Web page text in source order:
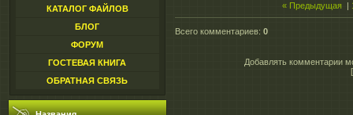
КАТАЛОГ ФАЙЛОВ
БЛОГ
ФОРУМ
ГОСТЕВАЯ КНИГА
ОБРАТНАЯ СВЯЗЬ
« Предыдущая
Всего комментариев: 0
Добавлять комментарии